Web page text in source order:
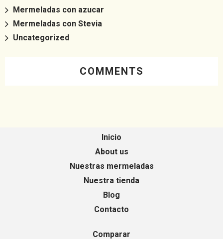
Mermeladas con azucar
Mermeladas con Stevia
Uncategorized
COMMENTS
Inicio
About us
Nuestras mermeladas
Nuestra tienda
Blog
Contacto
Comparar